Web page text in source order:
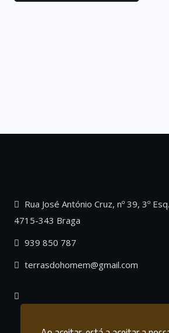
Rua José António Cruz, nº 39, 3º
4715-343 Braga
939 850 787
terrasdohomem@gmail.com